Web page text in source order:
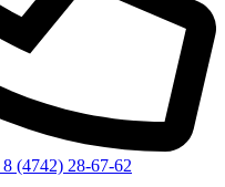
8 (4742) 28-67-62